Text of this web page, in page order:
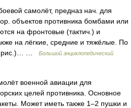
самолёт, предназ нач. для
объектов противника бомбами или
на фронтовые (тактич.) и
на лёгкие, средние и тяжёлые. По
рис.)… …
Большой энциклопедический
военной авиации для
целей противника. Основное
Может иметь также 1–2 пушки и